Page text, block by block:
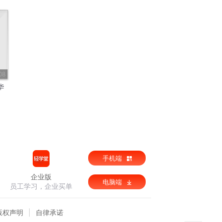
企业版
员工学习，企业买单
手机端
电脑端
权声明 自律承诺